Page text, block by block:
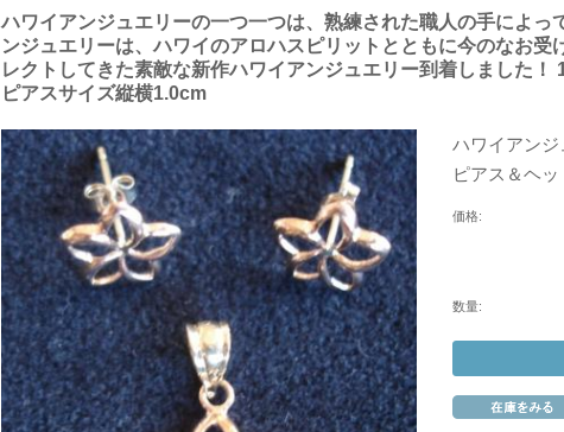
ハワイアンジュエリーの一つ一つは、熟練された職人の手によっ
ンジュエリーは、ハワイのアロハスピリットとともに今のなお受
レクトしてきた素敵な新作ハワイアンジュエリー到着しました
ピアスサイズ縦横1.0cm
ハワイアン
ピアス＆ヘ
価格:
数量: